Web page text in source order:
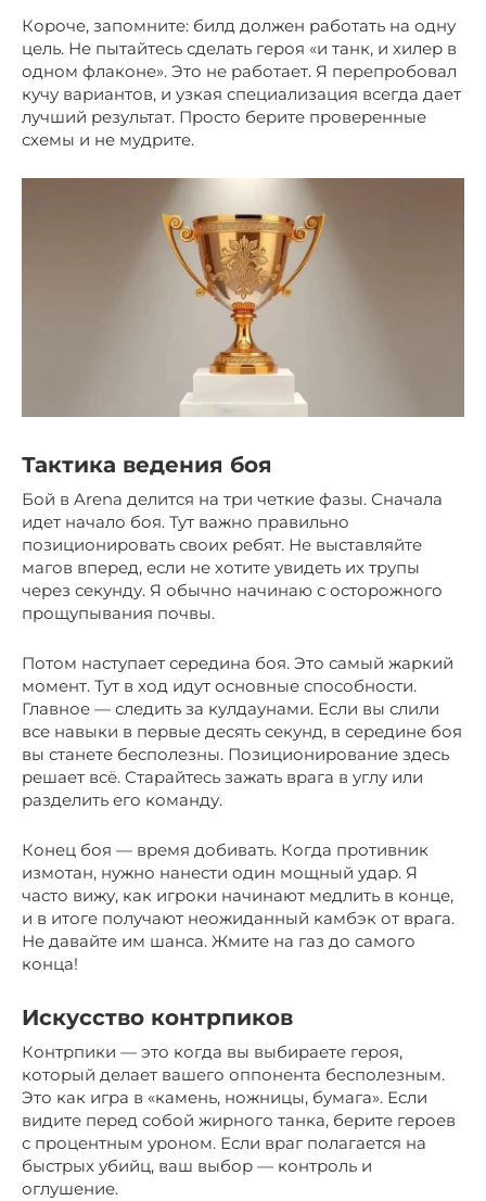
Короче, запомните: билд должен работать на одну
цель. Не пытайтесь сделать героя «и танк, и хилер в
одном флаконе». Это не работает. Я перепробовал
кучу вариантов, и узкая специализация всегда дает
лучший результат. Просто берите проверенные
схемы и не мудрите.
Тактика ведения боя
Бой в Arena делится на три четкие фазы. Сначала
идет начало боя. Тут важно правильно
позиционировать своих ребят. Не выставляйте
магов вперед, если не хотите увидеть их трупы
через секунду. Я обычно начинаю с осторожного
прощупывания почвы.
Потом наступает середина боя. Это самый жаркий
момент. Тут в ход идут основные способности.
Главное — следить за кулдаунами. Если вы слили
все навыки в первые десять секунд, в середине боя
вы станете бесполезны. Позиционирование здесь
решает всё. Старайтесь зажать врага в углу или
разделить его команду.
Конец боя — время добивать. Когда противник
измотан, нужно нанести один мощный удар. Я
часто вижу, как игроки начинают медлить в конце,
и в итоге получают неожиданный камбэк от врага.
Не давайте им шанса. Жмите на газ до самого
конца!
Искусство контрпиков
Контрпики — это когда вы выбираете героя,
который делает вашего оппонента бесполезным.
Это как игра в «камень, ножницы, бумага». Если
видите перед собой жирного танка, берите героев
с процентным уроном. Если враг полагается на
быстрых убийц, ваш выбор — контроль и
оглушение.